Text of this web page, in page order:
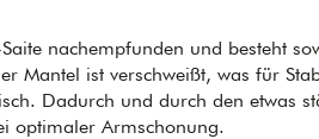
nachempfunden und besteht
Mantel ist verschweißt, was für
Dadurch und durch den etwas
optimaler Armschonung.